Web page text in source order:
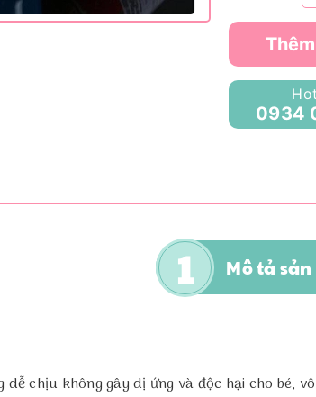
0934
Mô tả
chịu không gây dị ứng và độc hại cho bé,